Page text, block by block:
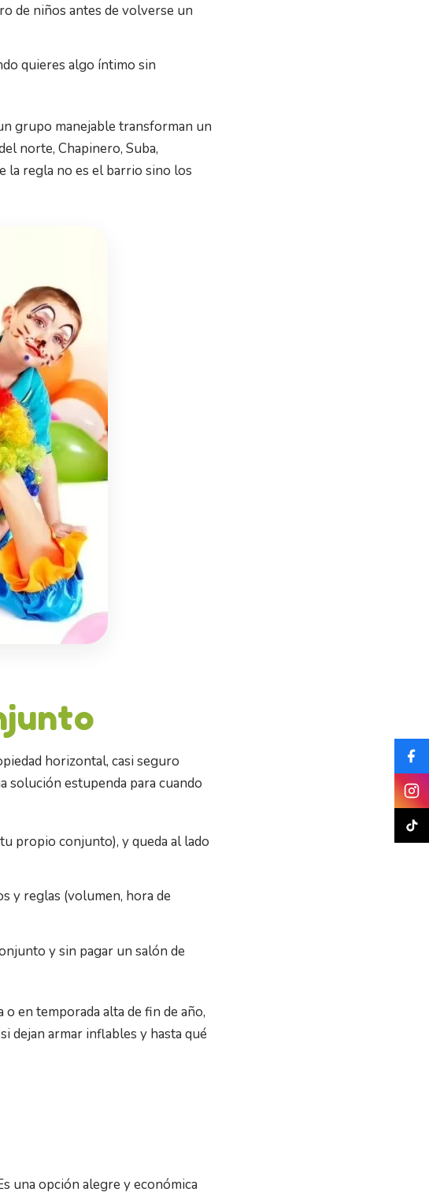
de niños antes de volverse un
quieres algo íntimo sin
grupo manejable transforman un
norte, Chapinero, Suba,
la regla no es el barrio sino los
horizontal, casi seguro
solución estupenda para cuando
propio conjunto), y queda al lado
y reglas (volumen, hora de
y sin pagar un salón de
en temporada alta de fin de año,
dejan armar inflables y hasta qué
una opción alegre y económica